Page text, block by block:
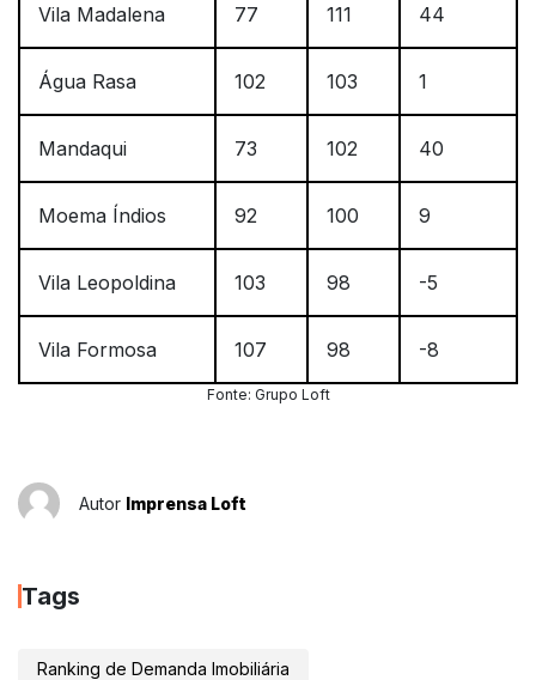
Vila Madalena 77 111 44
Água Rasa 102 103 1
Mandaqui 73 102 40
Moema Índios 92 100 9
Vila Leopoldina 103 98 -5
Vila Formosa 107 98 -8
Fonte: Grupo Loft
Autor Imprensa Loft
Tags
Ranking de Demanda Imobiliária